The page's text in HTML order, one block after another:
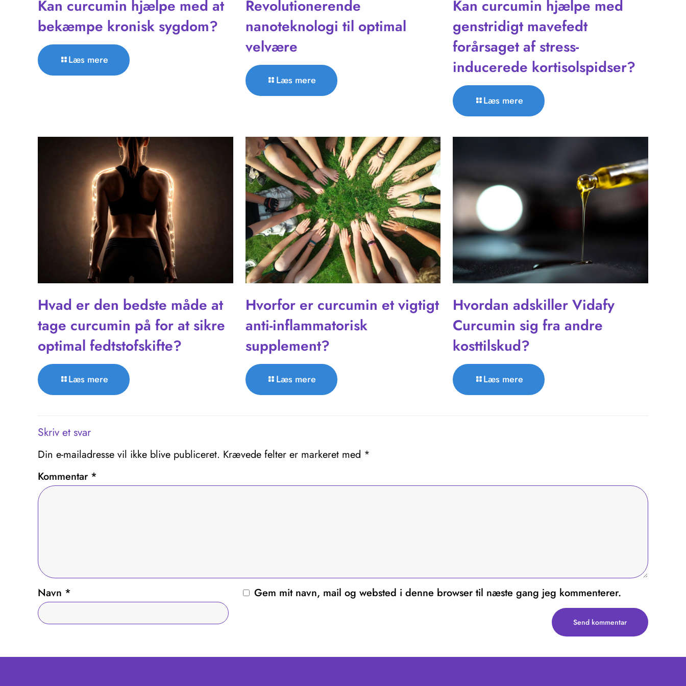
Kan curcumin hjælpe med at
bekæmpe kronisk sygdom?
Læs mere
Revolutionerende
nanoteknologi til optimal
velvære
Læs mere
Kan curcumin hjælpe med
genstridigt mavefedt
forårsaget af stress-
inducerede kortisolspidser?
Læs mere
Hvad er den bedste måde at
tage curcumin på for at sikre
optimal fedtstofskifte?
Læs mere
Hvorfor er curcumin et vigtigt
anti-inflammatorisk
supplement?
Læs mere
Hvordan adskiller Vidafy
Curcumin sig fra andre
kosttilskud?
Læs mere
Skriv et svar
Din e-mailadresse vil ikke blive publiceret. Krævede felter er markeret med *
Kommentar *
Navn * Gem mit navn, mail og websted i denne browser til næste gang jeg kommenterer.